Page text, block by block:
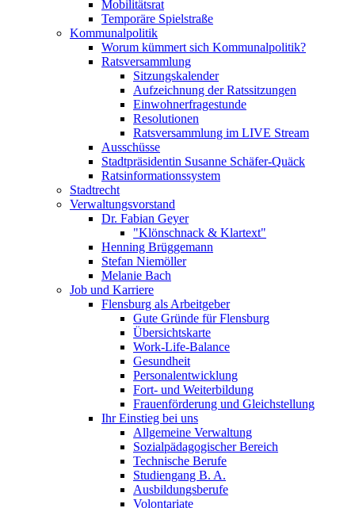
Mobilitätsrat
Temporäre Spielstraße
Kommunalpolitik
Worum kümmert sich Kommunalpolitik?
Ratsversammlung
Sitzungskalender
Aufzeichnung der Ratssitzungen
Einwohnerfragestunde
Resolutionen
Ratsversammlung im LIVE Stream
Ausschüsse
Stadtpräsidentin Susanne Schäfer-Quäck
Ratsinformationssystem
Stadtrecht
Verwaltungsvorstand
Dr. Fabian Geyer
"Klönschnack & Klartext"
Henning Brüggemann
Stefan Niemöller
Melanie Bach
Job und Karriere
Flensburg als Arbeitgeber
Gute Gründe für Flensburg
Übersichtskarte
Work-Life-Balance
Gesundheit
Personalentwicklung
Fort- und Weiterbildung
Frauenförderung und Gleichstellung
Ihr Einstieg bei uns
Allgemeine Verwaltung
Sozialpädagogischer Bereich
Technische Berufe
Studiengang B. A.
Ausbildungsberufe
Volontariate